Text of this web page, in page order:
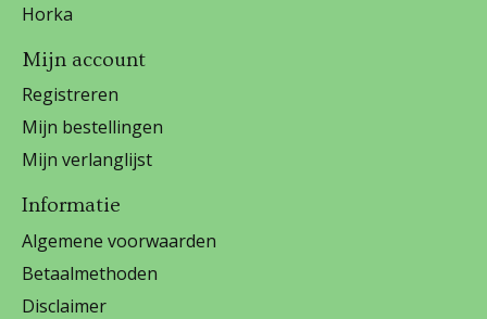
Horka
Mijn account
Registreren
Mijn bestellingen
Mijn verlanglijst
Informatie
Algemene voorwaarden
Betaalmethoden
Disclaimer